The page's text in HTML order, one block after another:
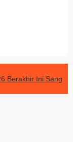
Berakhir Ini Sang